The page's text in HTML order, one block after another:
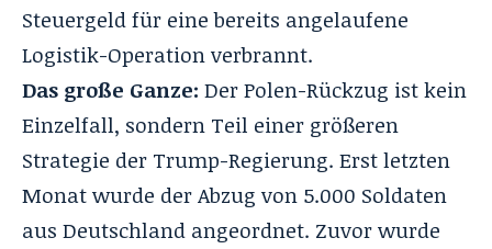
Steuergeld für eine bereits angelaufene
Logistik-Operation verbrannt.
Das große Ganze: Der Polen-Rückzug ist kein
Einzelfall, sondern Teil einer größeren
Strategie der Trump-Regierung. Erst letzten
Monat wurde der Abzug von 5.000 Soldaten
aus Deutschland angeordnet. Zuvor wurde